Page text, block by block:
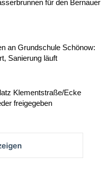
für den Bernauer
an Grundschule Schönow:
Sanierung läuft
Klementstraße/Ecke
freigegeben